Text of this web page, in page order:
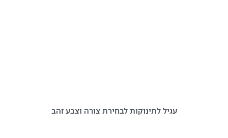
עגיל לתינוקות לבחירת צורה וצבע זהב